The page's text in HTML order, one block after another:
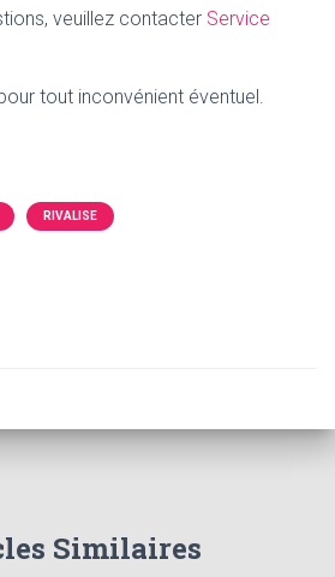
veuillez contacter Service
tout inconvénient éventuel.
RIVALISE
Similaires